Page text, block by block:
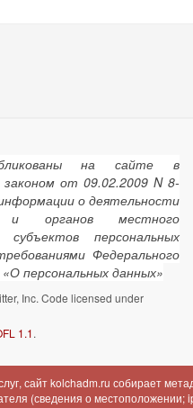
на сайте в
от 09.02.2009 N 8-
о деятельности
и органов местного
персональных
Федерального
персональных данных»
Inc. Code licensed under
1.1.
сайт kolchadm.ru собирает
(сведения о местоположении;